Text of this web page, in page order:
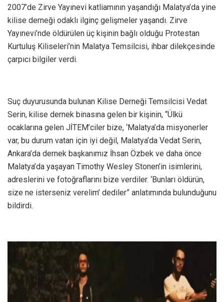
2007’de Zirve Yayınevi katliamının yaşandığı Malatya’da yine
kilise derneği odaklı ilginç gelişmeler yaşandı. Zirve
Yayınevi’nde öldürülen üç kişinin bağlı olduğu Protestan
Kurtuluş Kiliseleri’nin Malatya Temsilcisi, ihbar dilekçesinde
çarpıcı bilgiler verdi.
Suç duyurusunda bulunan Kilise Derneği Temsilcisi Vedat
Serin, kilise dernek binasına gelen bir kişinin, “Ülkü
ocaklarına gelen JİTEM’ciler bize, ‘Malatya’da misyonerler
var, bu durum vatan için iyi değil, Malatya’da Vedat Serin,
Ankara’da dernek başkanımız İhsan Özbek ve daha önce
Malatya’da yaşayan Timothy Wesley Stonen’in isimlerini,
adreslerini ve fotoğraflarını bize verdiler. ‘Bunları öldürün,
size ne isterseniz verelim’ dediler” anlatımında bulunduğunu
bildirdi.